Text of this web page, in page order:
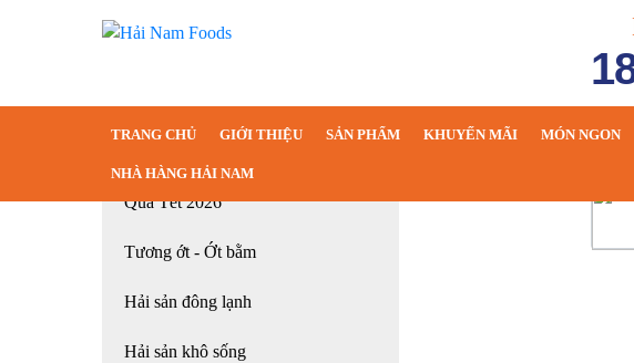
TRANG CHỦ GIỚI THIỆU SẢN PHẨM KHUYẾN MÃI MÓN NGON
NHÀ HÀNG HẢI NAM
Quà Tết 2026
Tương ớt - Ớt bằm
Hải sản đông lạnh
Hải sản khô sống